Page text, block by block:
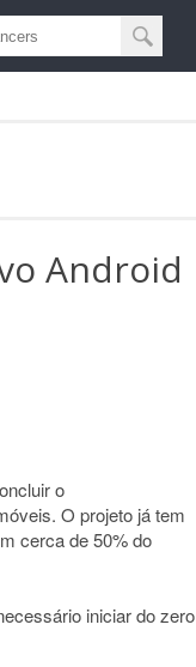
Android
o
O projeto já tem
cerca de 50% do
iniciar do zero